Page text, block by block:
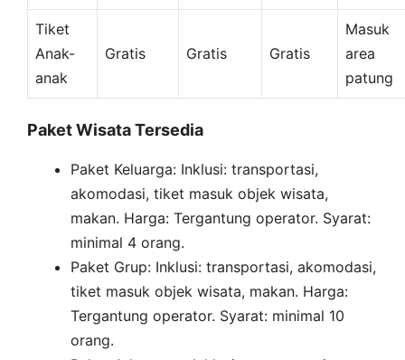
Tiket
Anak-
anak
Gratis Gratis Gratis
Masuk
area
patung
Paket Wisata Tersedia
Paket Keluarga: Inklusi: transportasi,
akomodasi, tiket masuk objek wisata,
makan. Harga: Tergantung operator. Syarat:
minimal 4 orang.
Paket Grup: Inklusi: transportasi, akomodasi,
tiket masuk objek wisata, makan. Harga:
Tergantung operator. Syarat: minimal 10
orang.